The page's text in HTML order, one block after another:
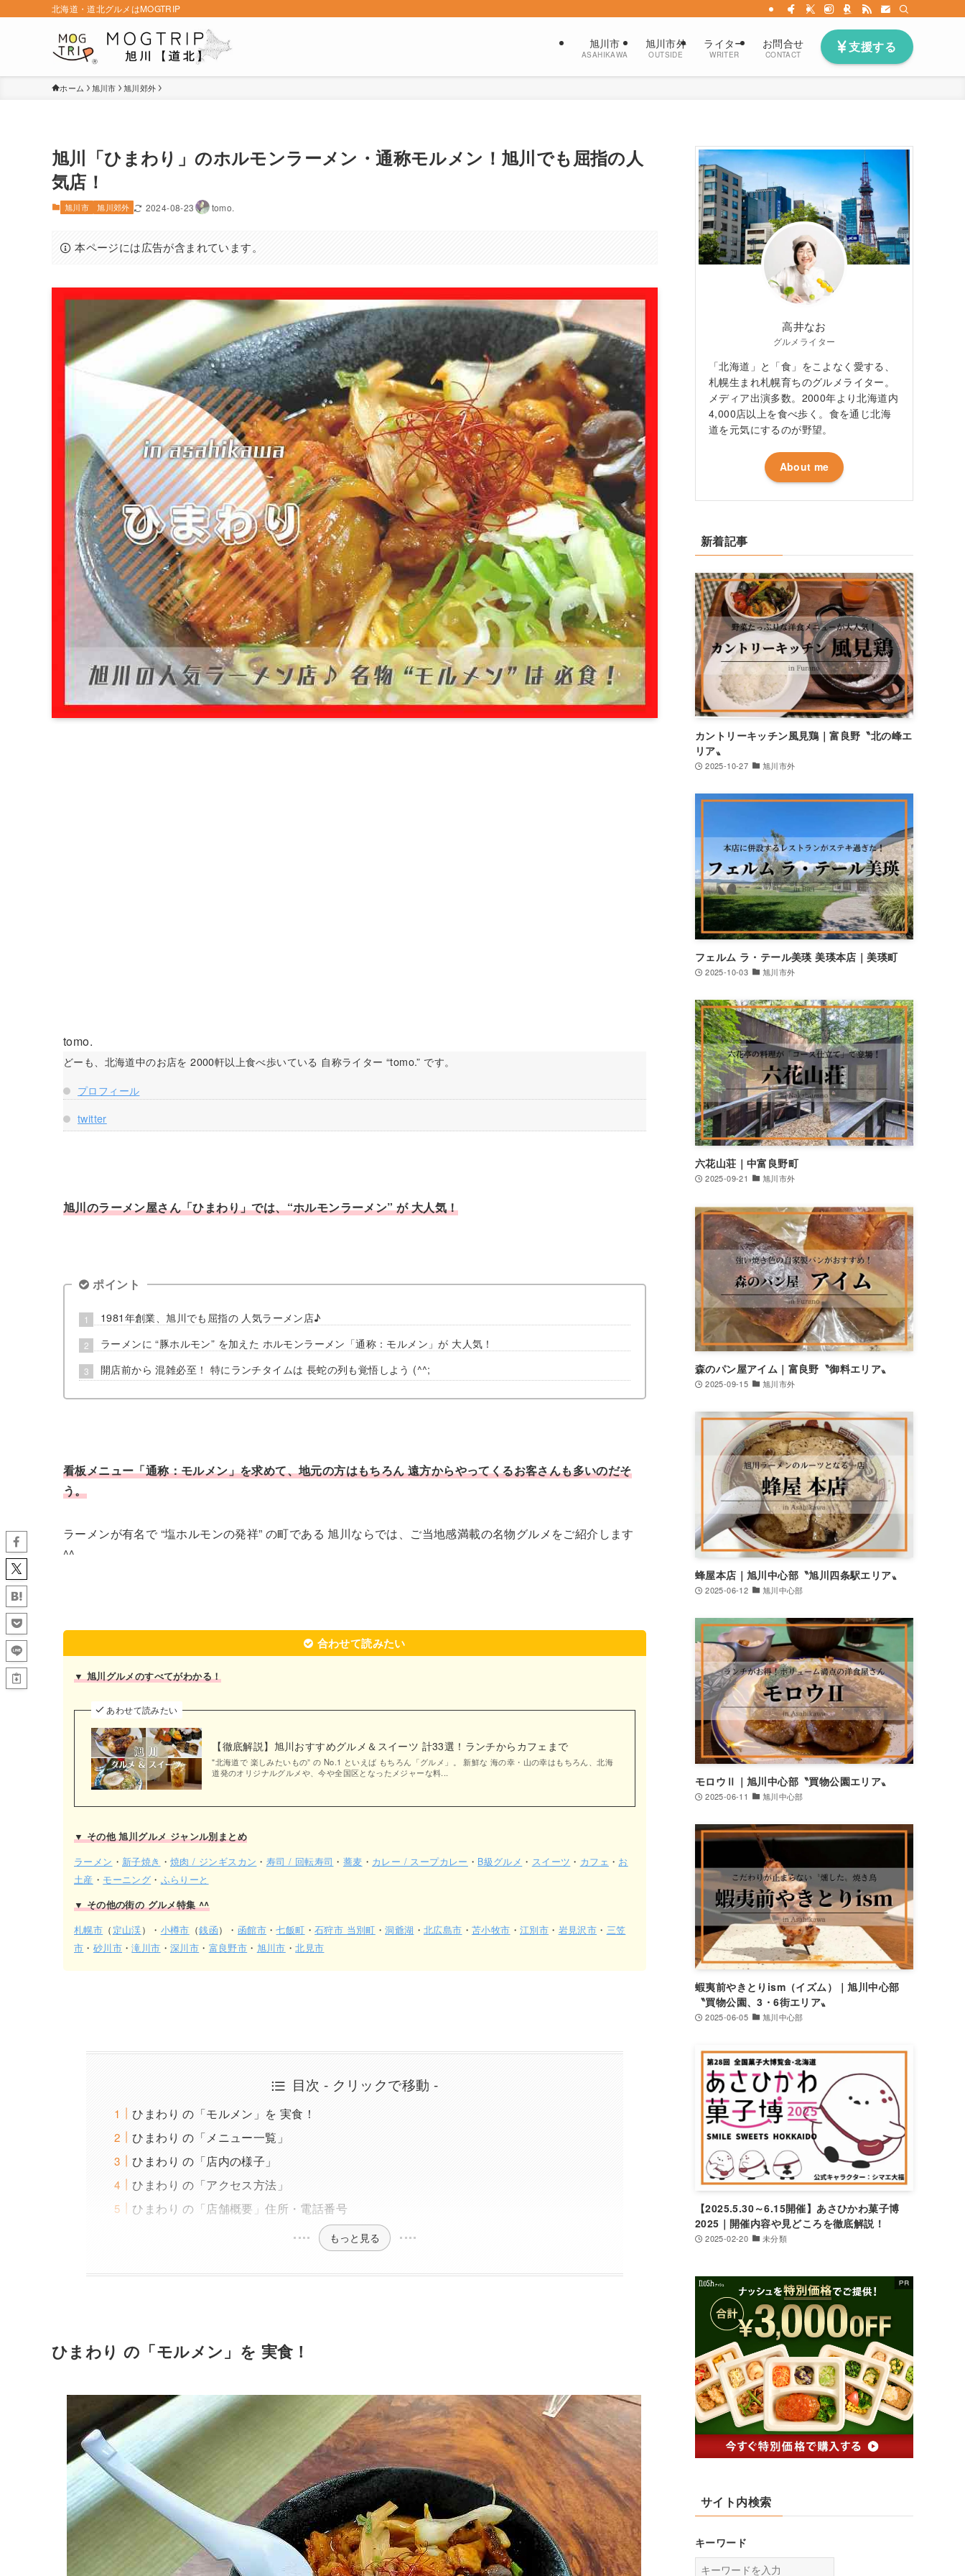
北海道・道北グルメはMOGTRIP
旭川市
ASAHIKAWA
旭川市外
OUTSIDE
ライター
WRITER
お問合せ
CONTACT 支援する
ホーム 旭川市 旭川郊外
旭川「ひまわり」のホルモンラーメン・通称モルメン！旭川でも屈指の人
気店！
旭川市 旭川郊外 2024-08-23 tomo.
本ページには広告が含まれています。
tomo.
どーも、北海道中のお店を 2000軒以上食べ歩いている 自称ライター “tomo.” です。
プロフィール
twitter
旭川のラーメン屋さん「ひまわり」では、“ホルモンラーメン” が 大人気！
ポイント
1981年創業、旭川でも屈指の 人気ラーメン店♪
ラーメンに “豚ホルモン” を加えた ホルモンラーメン「通称：モルメン」が 大人気！
開店前から 混雑必至！ 特にランチタイムは 長蛇の列も覚悟しよう (^^;
看板メニュー「通称：モルメン」を求めて、地元の方はもちろん 遠方からやってくるお客さんも多いのだそ
う。
ラーメンが有名で “塩ホルモンの発祥” の町である 旭川ならでは、ご当地感満載の名物グルメをご紹介します
^^
合わせて読みたい
▼ 旭川グルメのすべてがわかる！
あわせて読みたい
【徹底解説】旭川おすすめグルメ＆スイーツ 計33選！ランチからカフェまで
"北海道で 楽しみたいもの” の No.1 といえば もちろん「グルメ」。 新鮮な 海の幸・山の幸はもちろん、北海
道発のオリジナルグルメや、今や全国区となったメジャーな料...
▼ その他 旭川グルメ ジャンル別まとめ
ラーメン ・ 新子焼き ・焼肉 / ジンギスカン ・ 寿司 / 回転寿司 ・ 蕎麦 ・ カレー / スープカレー ・ B級グルメ ・ スイーツ ・ カフェ ・ お
土産 ・ モーニング ・ ふらりーと
▼ その他の街の グルメ特集 ^^
札幌市 （ 定山渓）・ 小樽市 （銭函）・ 函館市 ・七飯町 ・石狩市 当別町 ・洞爺湖 ・ 北広島市 ・ 苫小牧市 ・ 江別市 ・ 岩見沢市 ・ 三笠
市 ・ 砂川市 ・滝川市 ・深川市 ・ 富良野市 ・ 旭川市 ・北見市
目次 - クリックで移動 -
ひまわり の「モルメン」を 実食！
ひまわり の「メニュー一覧」
ひまわり の「店内の様子」
ひまわり の「アクセス方法」
ひまわり の「店舗概要」住所・電話番号
もっと見る
ひまわり の「モルメン」を 実食！
高井なお
グルメライター
「北海道」と「食」をこよなく愛する、
札幌生まれ札幌育ちのグルメライター。
メディア出演多数。2000年より北海道内
4,000店以上を食べ歩く。食を通じ北海
道を元気にするのが野望。
About me
新着記事
カントリーキッチン風見鶏｜富良野〝北の峰エ
リア〟
2025-10-27 旭川市外
フェルム ラ・テール美瑛 美瑛本店｜美瑛町
2025-10-03 旭川市外
六花山荘｜中富良野町
2025-09-21 旭川市外
森のパン屋アイム｜富良野〝御料エリア〟
2025-09-15 旭川市外
蜂屋本店｜旭川中心部〝旭川四条駅エリア〟
2025-06-12 旭川中心部
モロウⅡ｜旭川中心部〝買物公園エリア〟
2025-06-11 旭川中心部
蝦夷前やきとりism（イズム）｜旭川中心部
〝買物公園、3・6街エリア〟
2025-06-05 旭川中心部
【2025.5.30～6.15開催】あさひかわ菓子博
2025｜開催内容や見どころを徹底解説！
2025-02-20 未分類
サイト内検索
キーワード